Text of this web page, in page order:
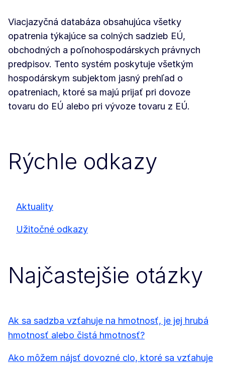
Viacjazyčná databáza obsahujúca všetky
opatrenia týkajúce sa colných sadzieb EÚ,
obchodných a poľnohospodárskych právnych
predpisov. Tento systém poskytuje všetkým
hospodárskym subjektom jasný prehľad o
opatreniach, ktoré sa majú prijať pri dovoze
tovaru do EÚ alebo pri vývoze tovaru z EÚ.
Rýchle odkazy
Aktuality
Užitočné odkazy
Najčastejšie otázky
Ak sa sadzba vzťahuje na hmotnosť, je jej hrubá
hmotnosť alebo čistá hmotnosť?
Ako môžem nájsť dovozné clo, ktoré sa vzťahuje